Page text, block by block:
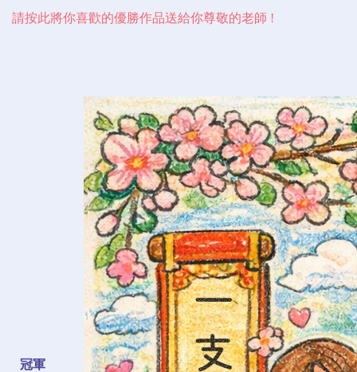
請按此將你喜歡的優勝作品送給你尊敬的老師 !
冠軍